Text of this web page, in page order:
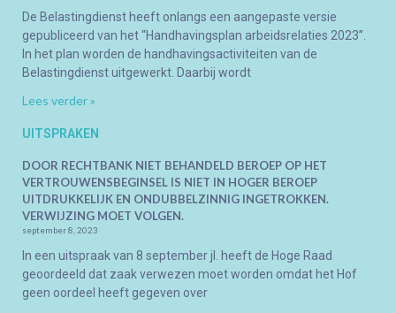
De Belastingdienst heeft onlangs een aangepaste versie
gepubliceerd van het “Handhavingsplan arbeidsrelaties 2023”.
In het plan worden de handhavingsactiviteiten van de
Belastingdienst uitgewerkt. Daarbij wordt
Lees verder »
UITSPRAKEN
DOOR RECHTBANK NIET BEHANDELD BEROEP OP HET
VERTROUWENSBEGINSEL IS NIET IN HOGER BEROEP
UITDRUKKELIJK EN ONDUBBELZINNIG INGETROKKEN.
VERWIJZING MOET VOLGEN.
september 8, 2023
In een uitspraak van 8 september jl. heeft de Hoge Raad
geoordeeld dat zaak verwezen moet worden omdat het Hof
geen oordeel heeft gegeven over